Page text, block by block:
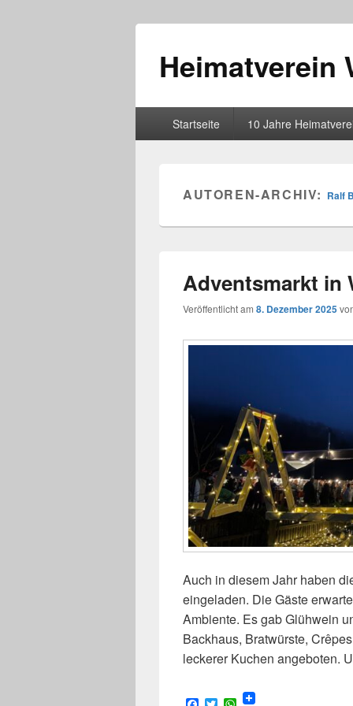
Heimatverein
Startseite 10 Jahre
AUTOREN-ARCHIV: Ralf
Adventsmarkt in
Veröffentlicht am 8. Dezember 2025
Auch in diesem Jahr haben
eingeladen. Die Gäste
Ambiente. Es gab Glühwein
Backhaus, Bratwürste,
leckerer Kuchen angeboten.